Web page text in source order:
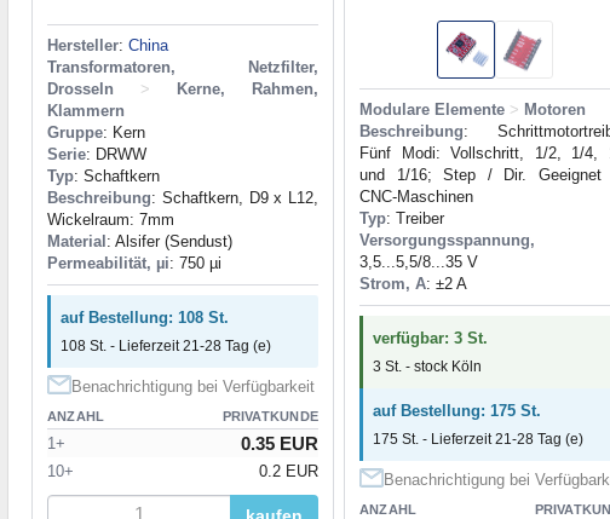
Hersteller: China
Transformatoren, Netzfilter,
Drosseln
>
Kerne, Rahmen,
Klammern
Gruppe: Kern
Serie: DRWW
Typ: Schaftkern
Beschreibung: Schaftkern, D9 x L12,
Wickelraum: 7mm
Material : Alsifer (Sendust)
Permeabilität, µi: 750 µi
auf Bestellung: 108 St.
108 St. - Lieferzeit 21-28 Tag (e)
Benachrichtigung bei Verfügbarkeit
ANZAHL PRIVATKUNDE
1+ 0.35 EUR
10+ 0.2 EUR
Modulare Elemente > Motoren
Beschreibung:
Fünf Modi: Vollschritt, 1/2, 1/4,
und 1/16; Step / Dir. Geeignet
CNC-Maschinen
Typ: Treiber
Versorgungsspannung,
3,5...5,5/8...35 V
Strom, A: ±2 A
verfügbar: 3 St.
3 St. - stock Köln
auf Bestellung: 175 St.
175 St. - Lieferzeit 21-28 Tag (e)
Benachrichtigung bei
ANZAHL